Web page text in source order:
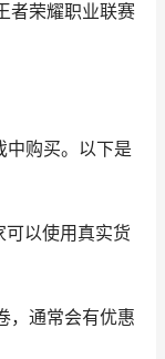
者荣耀职业联赛
中购买。以下是
可以使用真实货
，通常会有优惠